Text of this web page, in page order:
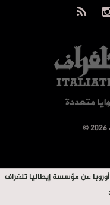
عن مؤسسة إيطاليا تلغراف